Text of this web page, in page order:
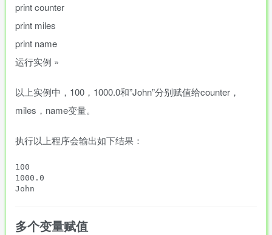
printcounter
print miles
print name
运行实例 »
以上实例中，100，1000.0和”John”分别赋值给counter，
miles，name变量。
执行以上程序会输出如下结果：
100
1000.0
多个变量赋值